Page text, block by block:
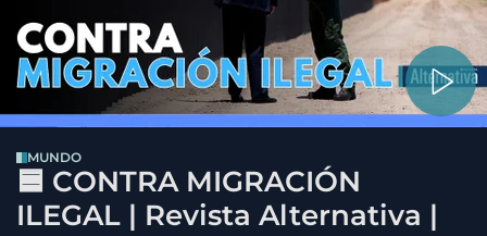
MUNDO
🟦 CONTRA MIGRACIÓN
ILEGAL | Revista Alternativa |